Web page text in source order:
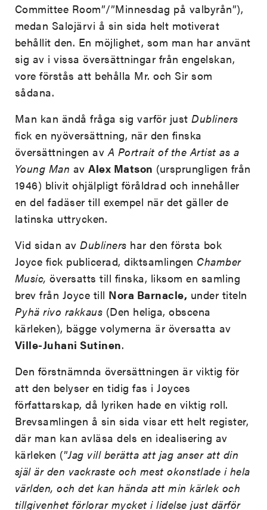
Committee Room”/”Minnesdag på valbyrån”),
medan Salojärvi å sin sida helt motiverat
behållit den. En möjlighet, som man har använt
sig av i vissa översättningar från engelskan,
vore förstås att behålla Mr. och Sir som
sådana.
Man kan ändå fråga sig varför justDubliners
fick en nyöversättning, när den finska
översättningen av A Portrait of the Artist as a
Young Man avAlex Matson (ursprungligen från
1946) blivit ohjälpligt föråldrad och innehåller
en del fadäser till exempel när det gäller de
latinska uttrycken.
Vid sidan avDubliners har den första bok
Joyce fick publicerad, diktsamlingen Chamber
Music,översatts till finska, liksom en samling
brev från Joyce till Nora Barnacle, under titeln
Pyhä rivo rakkaus (Den heliga, obscena
kärleken), bägge volymerna är översatta av
Ville-Juhani Sutinen.
Den förstnämnda översättningen är viktig för
att den belyser en tidig fas i Joyces
författarskap, då lyriken hade en viktig roll.
Brevsamlingen å sin sida visar ett helt register,
där man kan avläsa dels en idealisering av
kärleken (”Jag vill berätta att jag anser att din
själ är den vackraste och mest okonstlade i hela
världen, och det kan hända att min kärlek och
tillgivenhet förlorar mycket i lidelse just därför